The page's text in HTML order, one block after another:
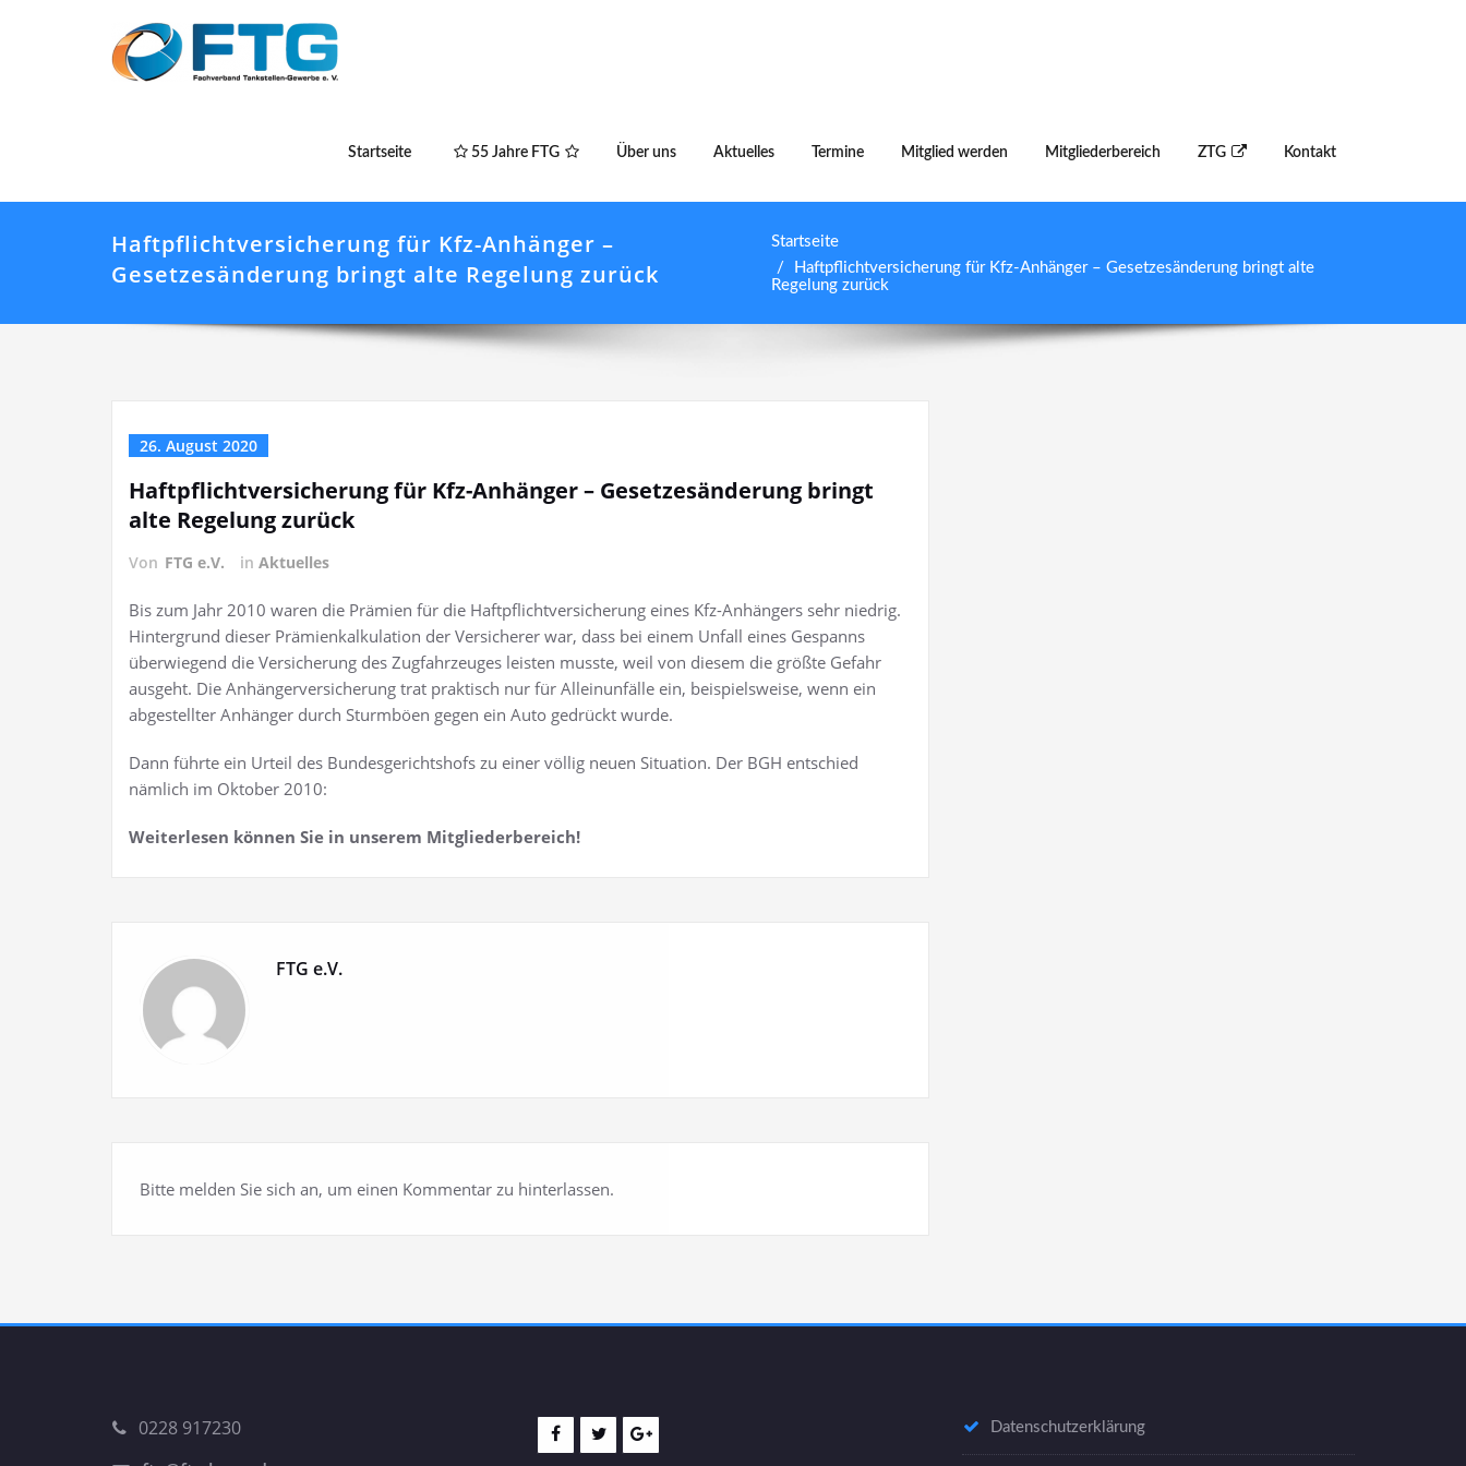
Startseite 55 Jahre FTG Über uns Aktuelles Termine Mitglied werden Mitgliederbereich ZTG Kontakt
Haftpflichtversicherung für Kfz-Anhänger –
Gesetzesänderung bringt alte Regelung zurück
Startseite
Haftpflichtversicherung für Kfz-Anhänger – Gesetzesänderung bringt alte
Regelung zurück
26. August 2020
Haftpflichtversicherung für Kfz-Anhänger – Gesetzesänderung bringt
alte Regelung zurück
Von FTG e.V. in Aktuelles
Bis zum Jahr 2010 waren die Prämien für die Haftpflichtversicherung eines Kfz-Anhängers sehr niedrig.
Hintergrund dieser Prämienkalkulation der Versicherer war, dass bei einem Unfall eines Gespanns
überwiegend die Versicherung des Zugfahrzeuges leisten musste, weil von diesem die größte Gefahr
ausgeht. Die Anhängerversicherung trat praktisch nur für Alleinunfälle ein, beispielsweise, wenn ein
abgestellter Anhänger durch Sturmböen gegen ein Auto gedrückt wurde.
Dann führte ein Urteil des Bundesgerichtshofs zu einer völlig neuen Situation. Der BGH entschied
nämlich im Oktober 2010:
Weiterlesen können Sie in unserem Mitgliederbereich!
FTG e.V.
Bitte melden Sie sich an, um einen Kommentar zu hinterlassen.
0228 917230
Datenschutzerklärung